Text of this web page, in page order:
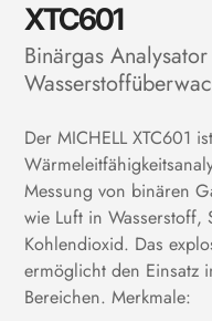
XTC601
Binärgas
Der MICHELL XTC601
Messung von binären
wie Luft in
Kohlendioxid. Das
ermöglicht den Einsatz
Bereichen. Merkmale: